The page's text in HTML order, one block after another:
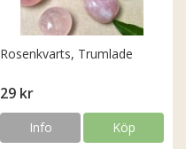
Rosenkvarts, Trumlade
29 kr
Info Köp